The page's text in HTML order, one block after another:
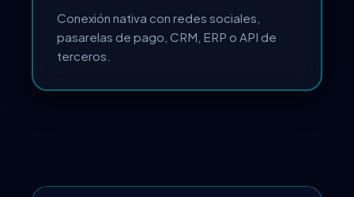
Conexión nativa con redes sociales,
pasarelas de pago, CRM, ERP o API de
terceros.